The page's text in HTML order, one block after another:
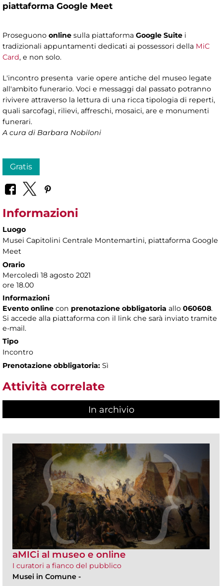
piattaforma Google Meet
Proseguono online sulla piattaforma Google Suite i
tradizionali appuntamenti dedicati ai possessori della MiC
Card, e non solo.
L'incontro presenta varie opere antiche del museo legate
all'ambito funerario. Voci e messaggi dal passato potranno
rivivere attraverso la lettura di una ricca tipologia di reperti,
quali sarcofagi, rilievi, affreschi, mosaici, are e monumenti
funerari.
A cura di Barbara Nobiloni
Gratis
Informazioni
Luogo
Musei Capitolini Centrale Montemartini, piattaforma Google
Meet
Orario
Mercoledì 18 agosto 2021
ore 18.00
Informazioni
Evento online con prenotazione obbligatoria allo 060608.
Si accede alla piattaforma con il link che sarà inviato tramite
e-mail.
Tipo
Incontro
Prenotazione obbligatoria: Sì
Attività correlate
In archivio
aMICi al museo e online
I curatori a fianco del pubblico
Musei in Comune -